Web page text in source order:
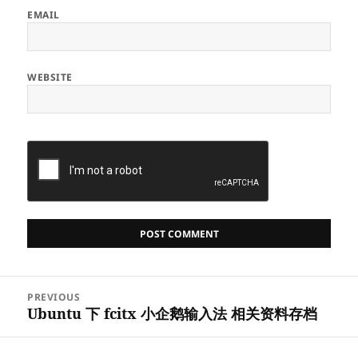
EMAIL
WEBSITE
navigation
PREVIOUS
Previous
Ubuntu 下 fcitx 小企鹅输入法 相关资料存档